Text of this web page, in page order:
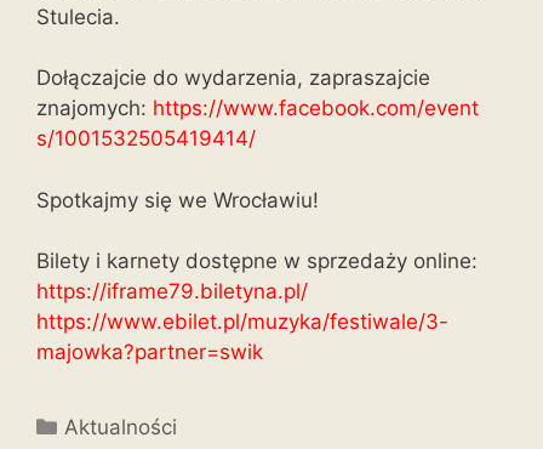
Stulecia.
Dołączajcie do wydarzenia, zapraszajcie
znajomych: https://www.facebook.com/event
s/1001532505419414/
Spotkajmy się we Wrocławiu!
Bilety i karnety dostępne w sprzedaży online:
https://iframe79.biletyna.pl/
https://www.ebilet.pl/muzyka/festiwale/3-
majowka?partner=swik
Aktualności